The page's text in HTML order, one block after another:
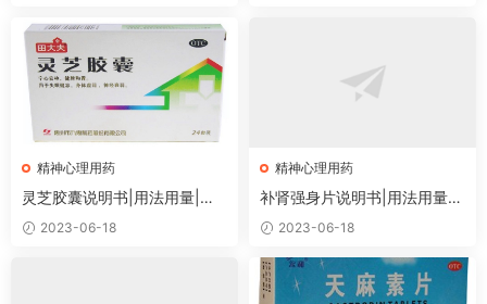
精神心理用药
灵芝胶囊说明书|用法用量|注
意事项
2023-06-18
精神心理用药
补肾强身片说明书|用法用量|
注意事项
2023-06-18